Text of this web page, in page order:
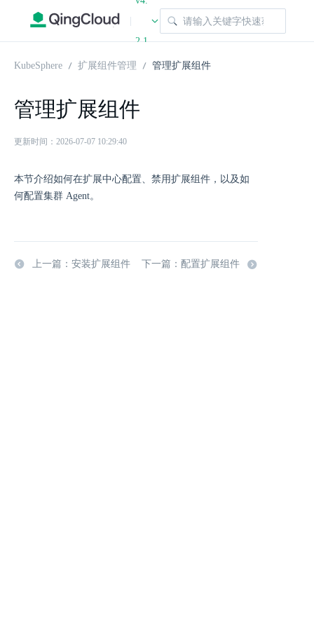
|
2.1
KubeSphere 扩展组件管理 管理扩展组件
管理扩展组件
更新时间：2026-07-07 10:29:40
本节介绍如何在扩展中心配置、禁用扩展组件，以及如
何配置集群 Agent。
上一篇：安装扩展组件 下一篇：配置扩展组件